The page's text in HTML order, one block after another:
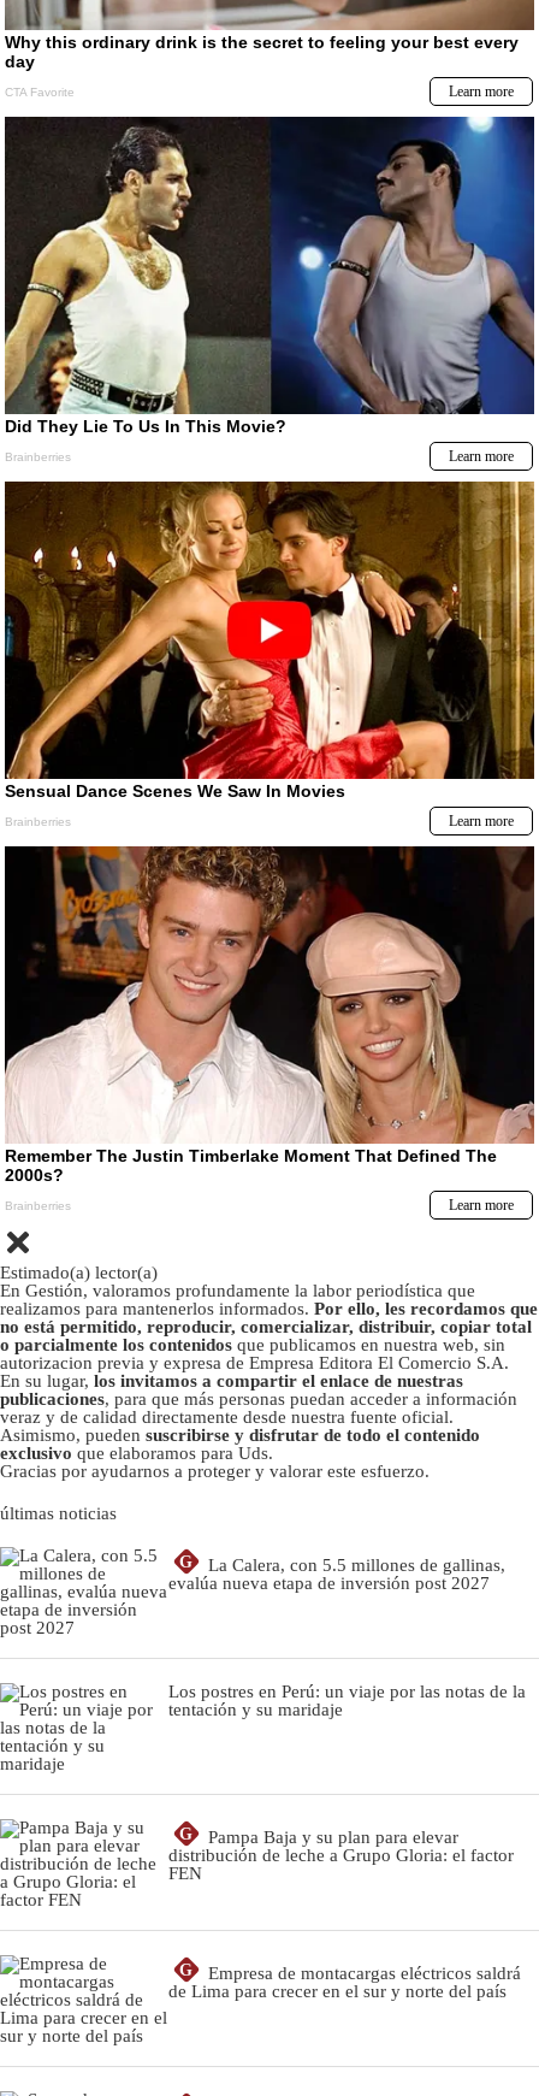
Estimado(a) lector(a)
En Gestión, valoramos profundamente la labor periodística que
realizamos para mantenerlos informados. Por ello, les recordamos que
no está permitido, reproducir, comercializar, distribuir, copiar total
o parcialmente los contenidos que publicamos en nuestra web, sin
autorizacion previa y expresa de Empresa Editora El Comercio S.A.
En su lugar, los invitamos a compartir el enlace de nuestras
publicaciones, para que más personas puedan acceder a información
veraz y de calidad directamente desde nuestra fuente oficial.
Asimismo, pueden suscribirse y disfrutar de todo el contenido
exclusivo que elaboramos para Uds.
Gracias por ayudarnos a proteger y valorar este esfuerzo.
últimas noticias
G
La Calera, con 5.5 millones de gallinas,
evalúa nueva etapa de inversión post 2027
Los postres en Perú: un viaje por las notas de la
tentación y su maridaje
G
Pampa Baja y su plan para elevar
distribución de leche a Grupo Gloria: el factor
FEN
G
Empresa de montacargas eléctricos saldrá
de Lima para crecer en el sur y norte del país